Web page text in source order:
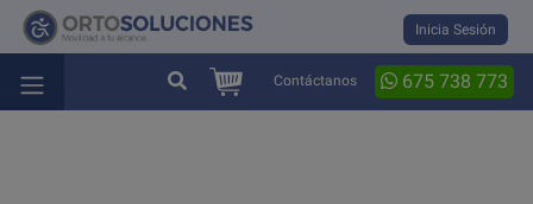
Inicia Sesión
Contáctanos 675 738 773